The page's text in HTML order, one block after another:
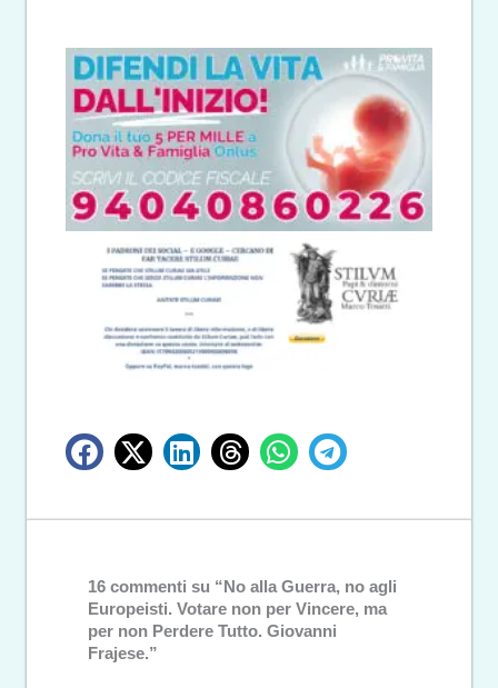
16 commenti su “No alla Guerra, no agli
Europeisti. Votare non per Vincere, ma
per non Perdere Tutto. Giovanni
Frajese.”